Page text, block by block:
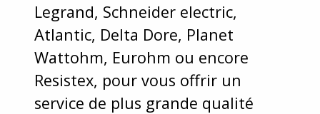
Legrand, Schneider electric,
Atlantic, Delta Dore, Planet
Wattohm, Eurohm ou encore
Resistex, pour vous offrir un
service de plus grande qualité